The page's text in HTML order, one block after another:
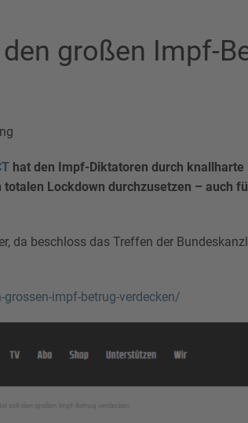
großen Impf-
hat den Impf-Diktatoren durch knallharte
Lockdown durchzusetzen – auch
da beschloss das Treffen der
impf-betrug-verdecken/